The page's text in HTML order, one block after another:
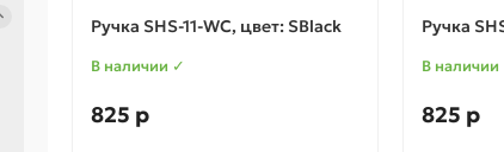
Ручка SHS-11-WC, цвет: SBlack
В наличии ✓
825 р
Ручка
В наличии
825 р